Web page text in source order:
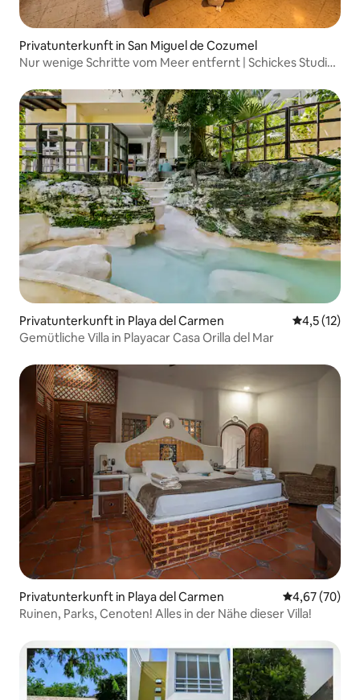
Privatunterkunft in San Miguel de Cozumel
Nur wenige Schritte vom Meer entfernt | Schickes Studio
Privatunterkunft in Playa del Carmen
4,5 (12)
Gemütliche Villa in Playacar Casa Orilla del Mar
Privatunterkunft in Playa del Carmen
4,67 (70)
Ruinen, Parks, Cenoten! Alles in der Nähe dieser Villa!